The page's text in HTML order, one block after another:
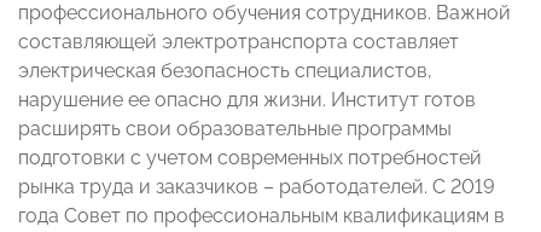
профессионального обучения сотрудников. Важной
составляющей электротранспорта составляет
электрическая безопасность специалистов,
нарушение ее опасно для жизни. Институт готов
расширять свои образовательные программы
подготовки с учетом современных потребностей
рынка труда и заказчиков – работодателей. С 2019
года Совет по профессиональным квалификациям в